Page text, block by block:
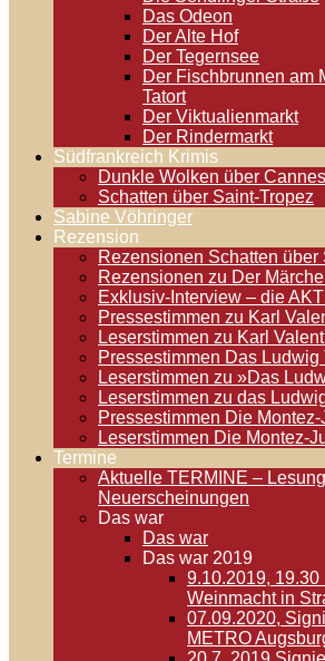
Das Odeon
Der Alte Hof
Der Tegernsee
Der Fischbrunnen am
Tatort
Der Viktualienmarkt
Der Rindermarkt
Südfrankreich Krimis
Dunkle Wolken über Cannes
Schatten über Saint-Tropez
Sabine Vöhringer
Rezension
Rezensionen Schatten über
Rezensionen zu Der
Exklusiv-Interview – die
Pressestimmen zu Karl
Leserstimmen zu Karl
Pressestimmen Das
Leserstimmen zu »Das
Leserstimmen zu das
Pressestimmen Die
Leserstimmen Die Montez-
Termine
Aktuelle TERMINE –
Neuerscheinungen
Das war
Das war
Das war 2019
9.10.2019,
Weinmacht in
07.09.2020,
METRO